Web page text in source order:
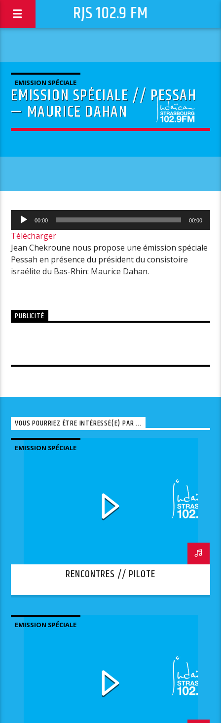
RJS 102.9 FM
EMISSION SPÉCIALE
EMISSION SPÉCIALE // PESSAH
— MAURICE DAHAN
Lecteur
audio
00:00 00:00
Télécharger
Jean Chekroune nous propose une émission spéciale
Pessah en présence du président du consistoire
israélite du Bas-Rhin: Maurice Dahan.
PUBLICITÉ
VOUS POURRIEZ ÊTRE INTÉRESSÉ(E) PAR ...
EMISSION SPÉCIALE
RENCONTRES // PILOTE
EMISSION SPÉCIALE